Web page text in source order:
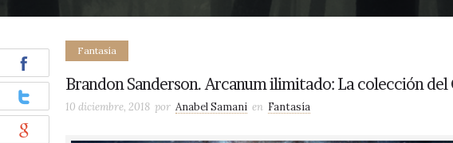
Fantasía
Brandon Sanderson. Arcanum ilimitado: La colección del
10 diciembre, 2018 por Anabel Samani en Fantasía